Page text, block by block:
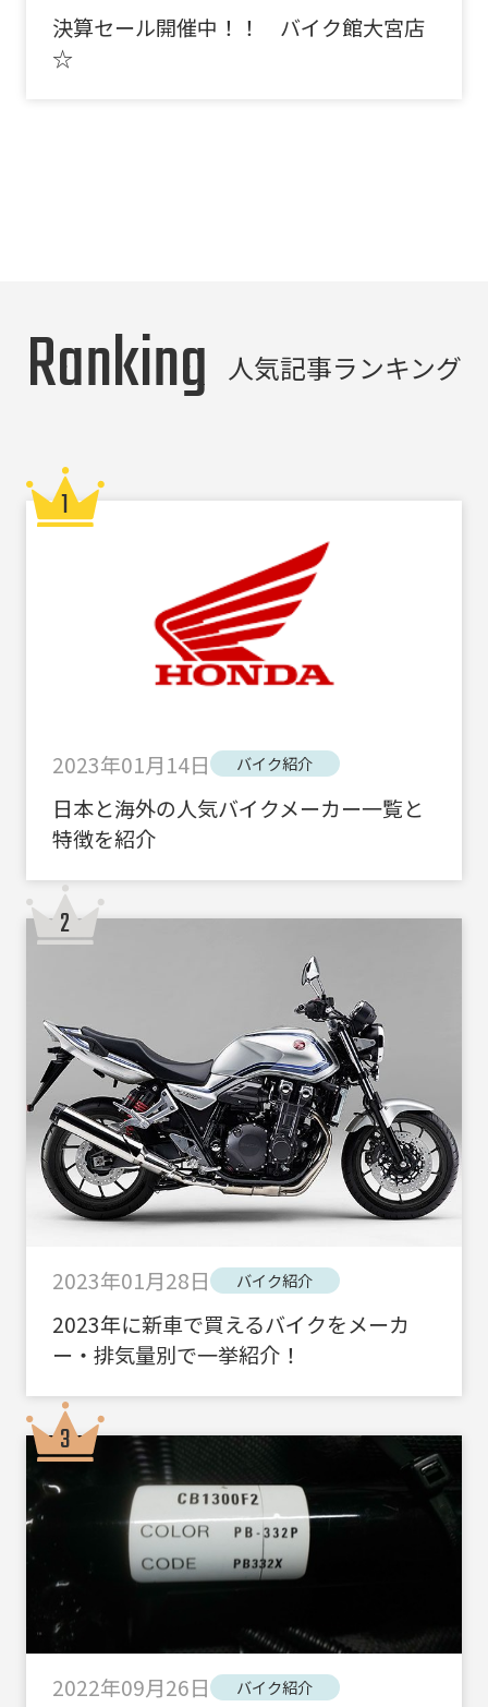
決算セール開催中！！ バイク館大宮店
☆
Ranking 人気記事ランキング
2023年01月14日 バイク紹介
日本と海外の人気バイクメーカー一覧と
特徴を紹介
2023年01月28日 バイク紹介
2023年に新車で買えるバイクをメーカ
ー・排気量別で一挙紹介！
2022年09月26日 バイク紹介